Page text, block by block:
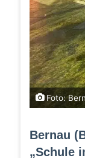
Foto:
Bernau
„Schule